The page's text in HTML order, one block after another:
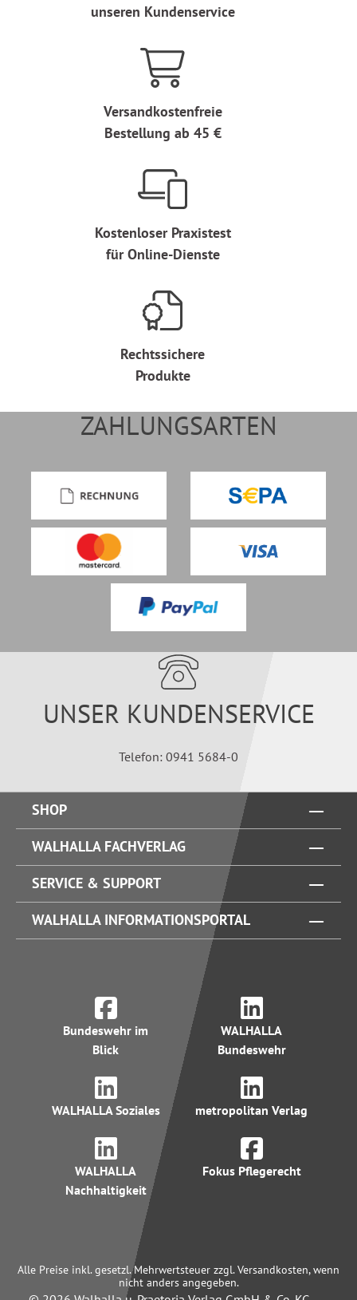
unseren Kundenservice
Versandkostenfreie
Bestellung ab 45 €
Kostenloser Praxistest
für Online-Dienste
Rechtssichere
Produkte
ZAHLUNGSARTEN
UNSER KUNDENSERVICE
Telefon: 0941 5684-0
SHOP
WALHALLA FACHVERLAG
SERVICE & SUPPORT
WALHALLA INFORMATIONSPORTAL
Bundeswehr im
Blick
WALHALLA
Bundeswehr
WALHALLA Soziales metropolitan Verlag
WALHALLA
Nachhaltigkeit
Fokus Pflegerecht
Alle Preise inkl. gesetzl. Mehrwertsteuer zzgl. Versandkosten, wenn
nicht anders angegeben.